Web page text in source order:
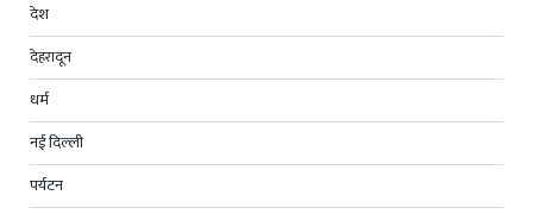
देश
देहरादून
धर्म
नई दिल्ली
पर्यटन